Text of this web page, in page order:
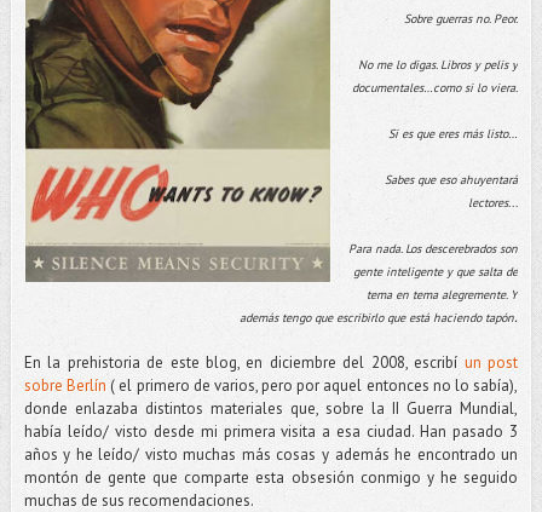
Sobre guerras no. Peor.
No me lo digas. Libros y pelis y
documentales…como si lo viera.
Si es que eres más listo…
Sabes que eso ahuyentará
lectores...
Para nada. Los descerebrados son
gente inteligente y que salta de
tema en tema alegremente. Y
además tengo que escribirlo que está haciendo tapón.
En la prehistoria de este blog, en diciembre del 2008, escribí un post
sobre Berlín ( el primero de varios, pero por aquel entonces no lo sabía),
donde enlazaba distintos materiales que, sobre la II Guerra Mundial,
había leído/ visto desde mi primera visita a esa ciudad. Han pasado 3
años y he leído/ visto muchas más cosas y además he encontrado un
montón de gente que comparte esta obsesión conmigo y he seguido
muchas de sus recomendaciones.